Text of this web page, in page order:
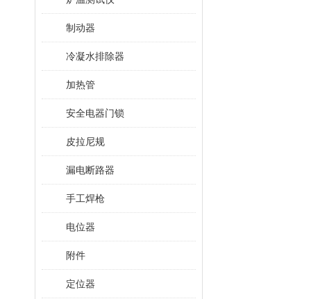
制动器
冷凝水排除器
加热管
安全电器门锁
皮拉尼规
漏电断路器
手工焊枪
电位器
附件
定位器